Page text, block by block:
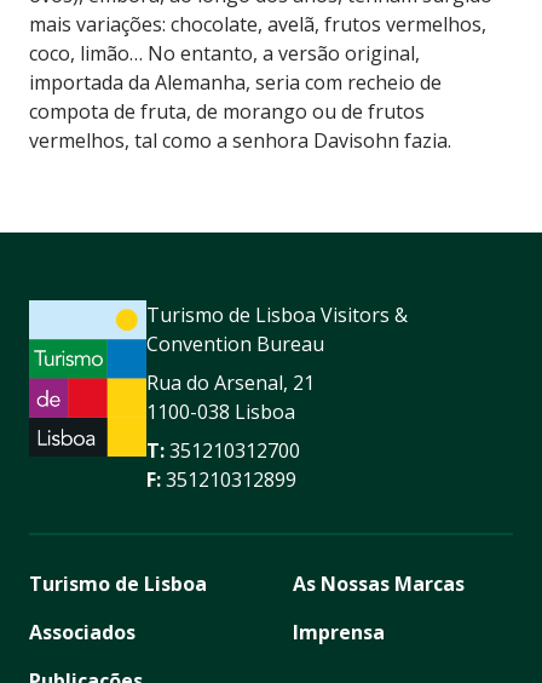
mais variações: chocolate, avelã, frutos vermelhos,
coco, limão… No entanto, a versão original,
importada da Alemanha, seria com recheio de
compota de fruta, de morango ou de frutos
vermelhos, tal como a senhora Davisohn fazia.
Turismo de Lisboa Visitors &
Convention Bureau
Rua do Arsenal, 21
1100-038 Lisboa
T:351210312700
F:351210312899
Turismo de Lisboa
Associados
As Nossas Marcas
Imprensa